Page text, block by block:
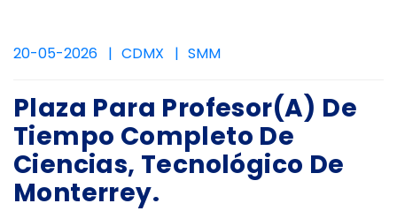
20-05-2026 CDMX SMM
Plaza Para Profesor(a) De
Tiempo Completo De
Ciencias, Tecnológico De
Monterrey.